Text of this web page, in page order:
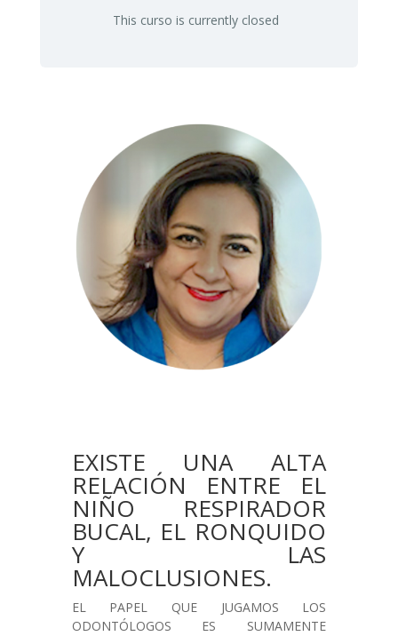
This curso is currently closed
EXISTE UNA ALTA
RELACIÓN ENTRE EL
NIÑO RESPIRADOR
BUCAL, EL RONQUIDO
Y LAS
MALOCLUSIONES.
EL PAPEL QUE JUGAMOS LOS
ODONTÓLOGOS ES SUMAMENTE